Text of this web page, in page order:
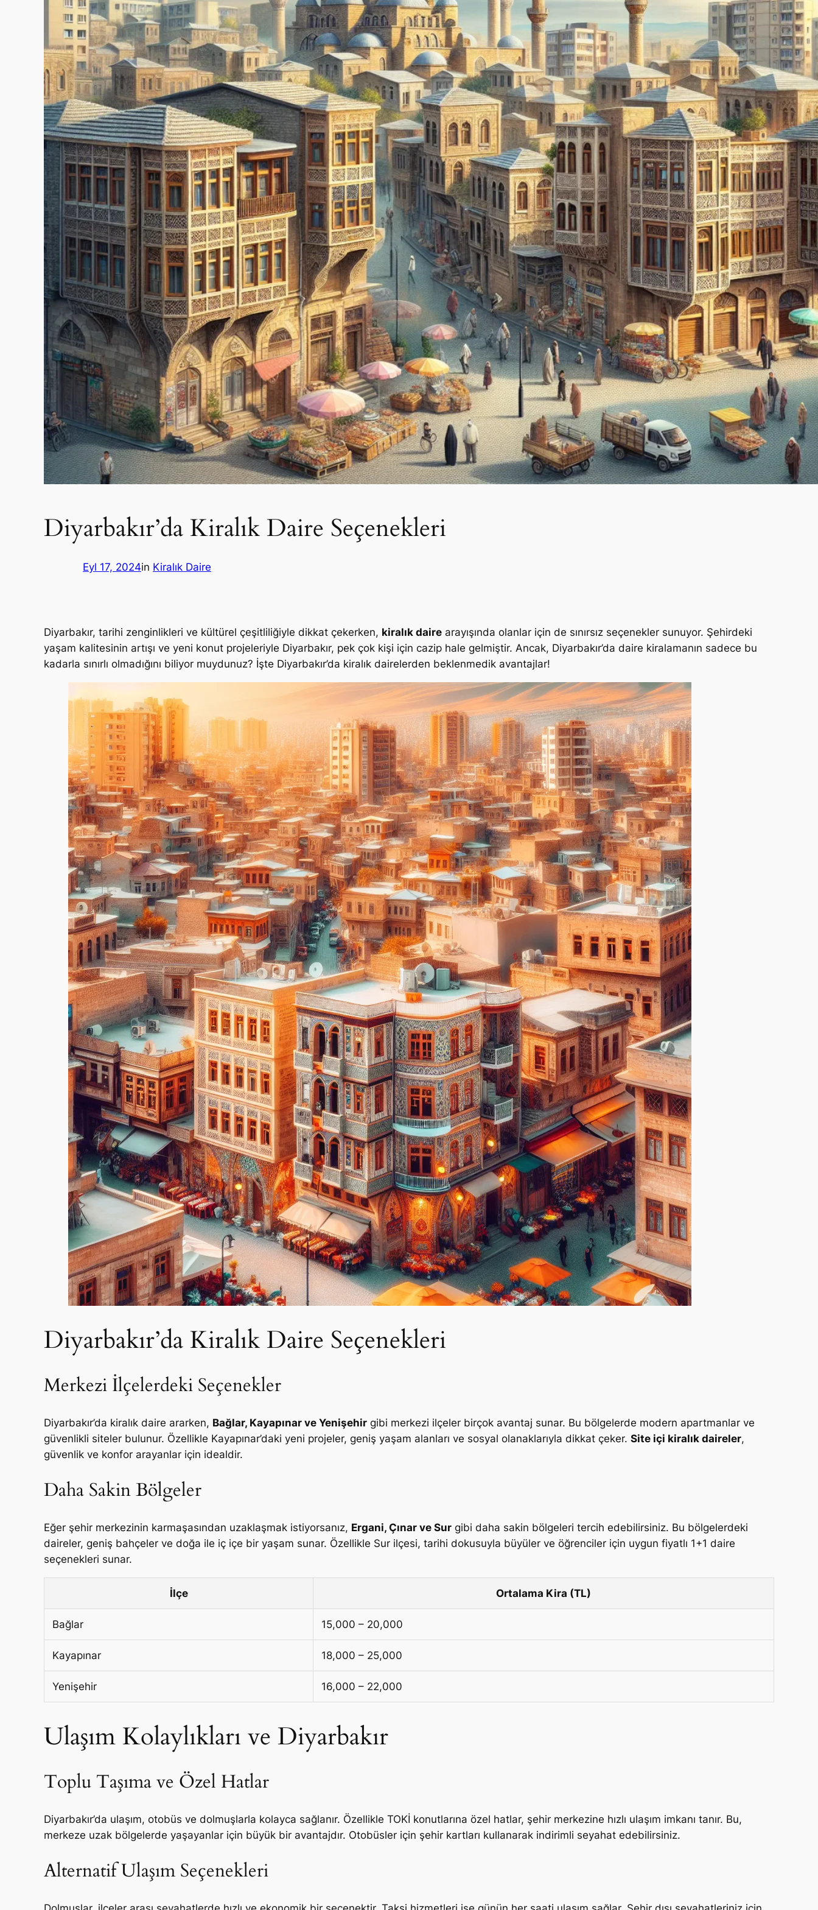
Diyarbakır’da Kiralık Daire Seçenekleri
Eyl 17, 2024in Kiralık Daire
Diyarbakır, tarihi zenginlikleri ve kültürel çeşitliliğiyle dikkat çekerken, kiralık daire arayışında olanlar için de sınırsız seçenekler sunuyor. Şehirdeki
yaşam kalitesinin artışı ve yeni konut projeleriyle Diyarbakır, pek çok kişi için cazip hale gelmiştir. Ancak, Diyarbakır’da daire kiralamanın sadece bu
kadarla sınırlı olmadığını biliyor muydunuz? İşte Diyarbakır’da kiralık dairelerden beklenmedik avantajlar!
Diyarbakır’da Kiralık Daire Seçenekleri
Merkezi İlçelerdeki Seçenekler
Diyarbakır’da kiralık daire ararken, Bağlar, Kayapınar ve Yenişehir gibi merkezi ilçeler birçok avantaj sunar. Bu bölgelerde modern apartmanlar ve
güvenlikli siteler bulunur. Özellikle Kayapınar’daki yeni projeler, geniş yaşam alanları ve sosyal olanaklarıyla dikkat çeker. Site içi kiralık daireler,
güvenlik ve konfor arayanlar için idealdir.
Daha Sakin Bölgeler
Eğer şehir merkezinin karmaşasından uzaklaşmak istiyorsanız, Ergani, Çınar ve Sur gibi daha sakin bölgeleri tercih edebilirsiniz. Bu bölgelerdeki
daireler, geniş bahçeler ve doğa ile iç içe bir yaşam sunar. Özellikle Sur ilçesi, tarihi dokusuyla büyüler ve öğrenciler için uygun fiyatlı 1+1 daire
seçenekleri sunar.
İlçe Ortalama Kira (TL)
Bağlar 15,000 – 20,000
Kayapınar 18,000 – 25,000
Yenişehir 16,000 – 22,000
Ulaşım Kolaylıkları ve Diyarbakır
Toplu Taşıma ve Özel Hatlar
Diyarbakır’da ulaşım, otobüs ve dolmuşlarla kolayca sağlanır. Özellikle TOKİ konutlarına özel hatlar, şehir merkezine hızlı ulaşım imkanı tanır. Bu,
merkeze uzak bölgelerde yaşayanlar için büyük bir avantajdır. Otobüsler için şehir kartları kullanarak indirimli seyahat edebilirsiniz.
Alternatif Ulaşım Seçenekleri